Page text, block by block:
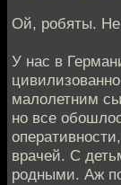
Ой, робяты. Не
У нас в
малолетним
но все
врачей. С
родными. Аж